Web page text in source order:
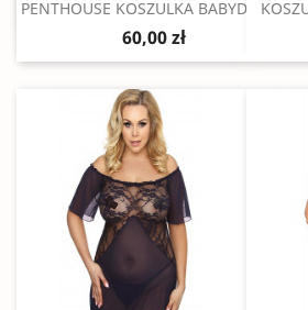
Szybki podgląd
PENTHOUSE KOSZULKA BABYDOLL...
60,00 zł